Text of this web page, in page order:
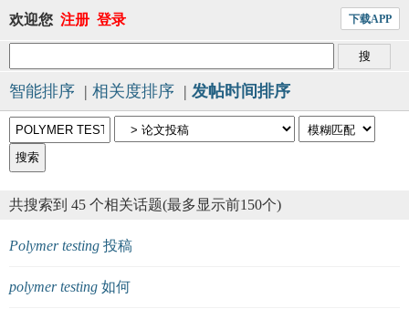
欢迎您 注册 登录 下载APP
智能排序 | 相关度排序 | 发帖时间排序
共搜索到 45 个相关话题(最多显示前150个)
Polymer testing 投稿
polymer testing 如何